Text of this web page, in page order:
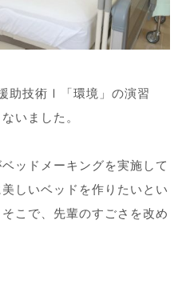
助技術Ⅰ「環境」の演習
いました。
ッドメーキングを実施して
しいベッドを作りたいとい
こで、先輩のすごさを改め